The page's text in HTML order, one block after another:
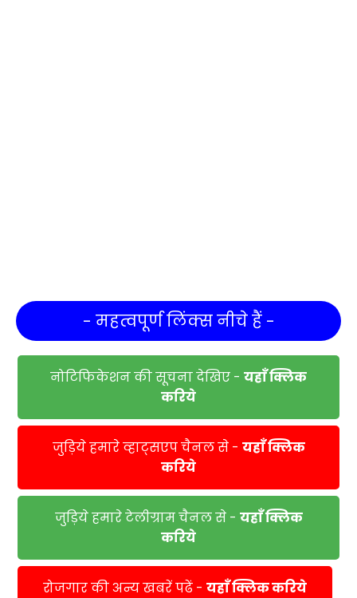
- महत्वपूर्ण लिंक्स नीचे हैं -
नोटिफिकेशन की सूचना देखिए - यहाँ क्लिक
करिये
जुड़िये हमारे व्हाट्सएप चैनल से - यहाँ क्लिक
करिये
जुड़िये हमारे टेलीग्राम चैनल से - यहाँ क्लिक
करिये
रोजगार की अन्य खबरें पढें - यहाँ क्लिक करिये